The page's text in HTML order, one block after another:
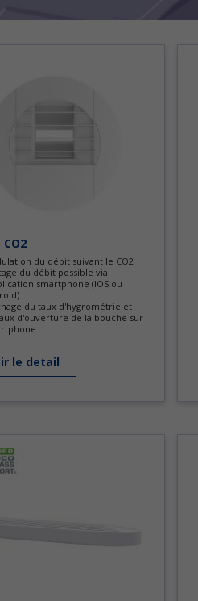
CO2
du débit suivant le CO2
du débit possible via
smartphone (IOS ou
du taux d'hygrométrie et
d'ouverture de la bouche sur
le detail